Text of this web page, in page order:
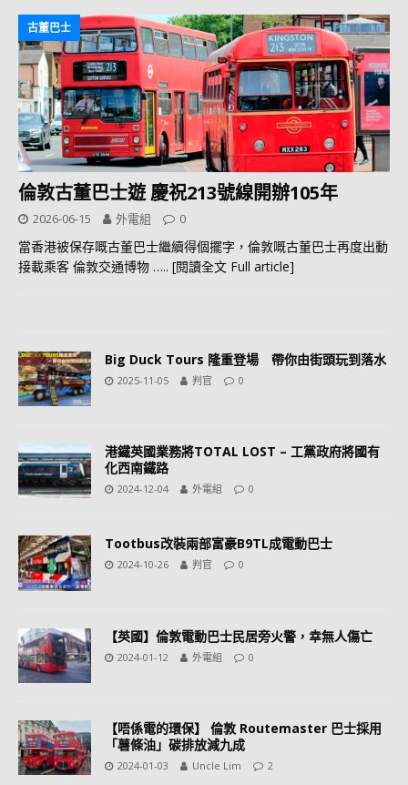
古董巴士
倫敦古董巴士遊 慶祝213號線開辦105年
2026-06-15 外電組 0
當香港被保存嘅古董巴士繼續得個擺字，倫敦嘅古董巴士再度出動
接載乘客 倫敦交通博物 ….. [閱讀全文 Full article]
Big Duck Tours 隆重登場 帶你由街頭玩到落水
2025-11-05 判官 0
港鐵英國業務將TOTAL LOST – 工黨政府將國有
化西南鐵路
2024-12-04 外電組 0
Tootbus改裝兩部富豪B9TL成電動巴士
2024-10-26 判官 0
【英國】倫敦電動巴士民居旁火警，幸無人傷亡
2024-01-12 外電組 0
【唔係電的環保】 倫敦 Routemaster 巴士採用
「薯條油」碳排放減九成
2024-01-03 Uncle Lim 2